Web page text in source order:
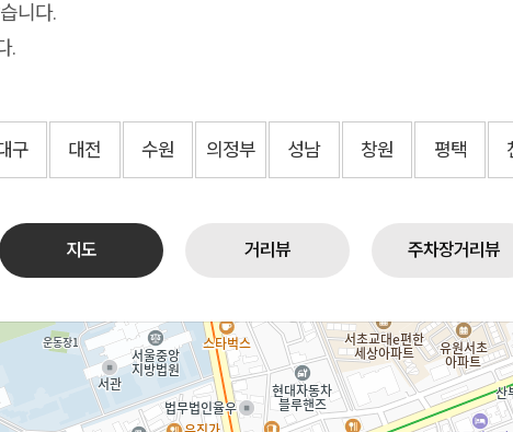
니다.
.
구 대전 수원 의정부 성남 창원 평택
지도 거리뷰 주차장거리뷰